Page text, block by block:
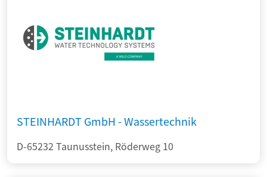
STEINHARDT GmbH - Wassertechnik
D-65232 Taunusstein, Röderweg 10